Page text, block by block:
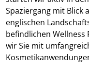
Spaziergang mit Blick
englischen
befindlichen Wellness
wir Sie mit